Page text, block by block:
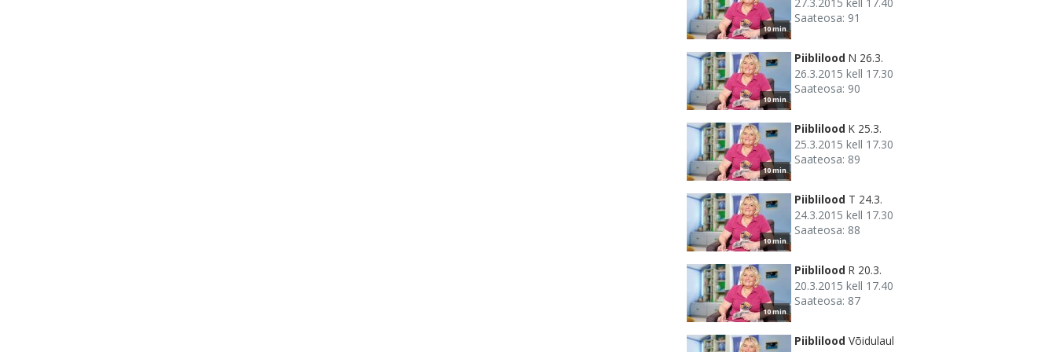
10 min
Saateosa: 91
10 min
Piiblilood N 26.3.
26.3.2015 kell 17.30
Saateosa: 90
10 min
Piiblilood K 25.3.
25.3.2015 kell 17.30
Saateosa: 89
10 min
Piiblilood T 24.3.
24.3.2015 kell 17.30
Saateosa: 88
10 min
Piiblilood R 20.3.
20.3.2015 kell 17.40
Saateosa: 87
Piiblilood Võidulaul